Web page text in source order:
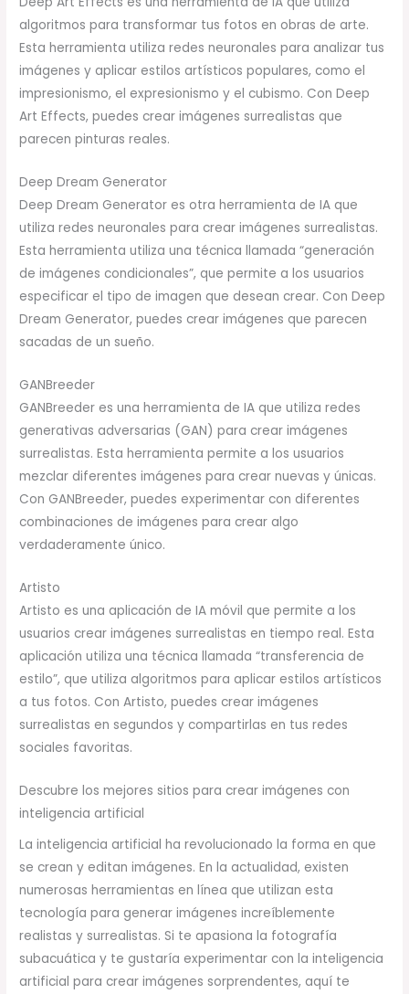
algoritmos para transformar tus fotos en obras de arte.
Esta herramienta utiliza redes neuronales para analizar tus
imágenes y aplicar estilos artísticos populares, como el
impresionismo, el expresionismo y el cubismo. Con Deep
Art Effects, puedes crear imágenes surrealistas que
parecen pinturas reales.
Deep Dream Generator
Deep Dream Generator es otra herramienta de IA que
utiliza redes neuronales para crear imágenes surrealistas.
Esta herramienta utiliza una técnica llamada “generación
de imágenes condicionales”, que permite a los usuarios
especificar el tipo de imagen que desean crear. Con Deep
Dream Generator, puedes crear imágenes que parecen
sacadas de un sueño.
GANBreeder
GANBreeder es una herramienta de IA que utiliza redes
generativas adversarias (GAN) para crear imágenes
surrealistas. Esta herramienta permite a los usuarios
mezclar diferentes imágenes para crear nuevas y únicas.
Con GANBreeder, puedes experimentar con diferentes
combinaciones de imágenes para crear algo
verdaderamente único.
Artisto
Artisto es una aplicación de IA móvil que permite a los
usuarios crear imágenes surrealistas en tiempo real. Esta
aplicación utiliza una técnica llamada “transferencia de
estilo”, que utiliza algoritmos para aplicar estilos artísticos
a tus fotos. Con Artisto, puedes crear imágenes
surrealistas en segundos y compartirlas en tus redes
sociales favoritas.
Descubre los mejores sitios para crear imágenes con
inteligencia artificial
La inteligencia artificial ha revolucionado la forma en que
se crean y editan imágenes. En la actualidad, existen
numerosas herramientas en línea que utilizan esta
tecnología para generar imágenes increíblemente
realistas y surrealistas. Si te apasiona la fotografía
subacuática y te gustaría experimentar con la inteligencia
artificial para crear imágenes sorprendentes, aquí te